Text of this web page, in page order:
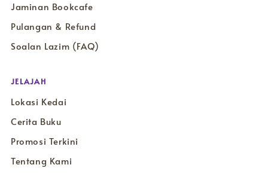
Jaminan Bookcafe
Pulangan & Refund
Soalan Lazim (FAQ)
JELAJAH
Lokasi Kedai
Cerita Buku
Promosi Terkini
Tentang Kami